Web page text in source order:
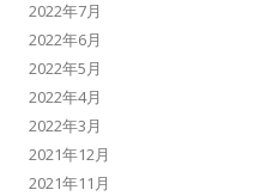
2022年7月
2022年6月
2022年5月
2022年4月
2022年3月
2021年12月
2021年11月